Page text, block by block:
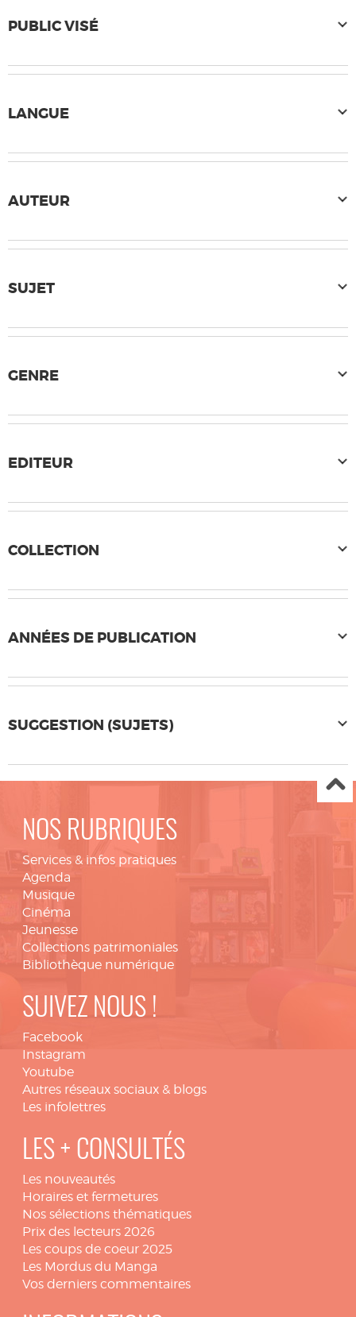
PUBLIC VISÉ
LANGUE
AUTEUR
SUJET
GENRE
EDITEUR
COLLECTION
ANNÉES DE PUBLICATION
SUGGESTION (SUJETS)
NOS RUBRIQUES
Services & infos pratiques
Agenda
Musique
Cinéma
Jeunesse
Collections patrimoniales
Bibliothèque numérique
SUIVEZ NOUS !
Facebook
Instagram
Youtube
Autres réseaux sociaux & blogs
Les infolettres
LES + CONSULTÉS
Les nouveautés
Horaires et fermetures
Nos sélections thématiques
Prix des lecteurs 2026
Les coups de coeur 2025
Les Mordus du Manga
Vos derniers commentaires